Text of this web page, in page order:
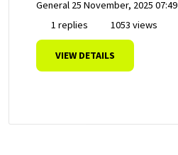
General 25 November, 2025 07:49
1 replies
1053 views
VIEW DETAILS